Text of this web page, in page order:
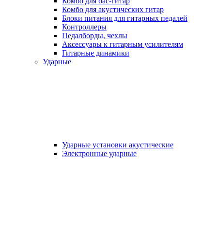
Комбо для акустических гитар
Блоки питания для гитарных педалей
Контроллеры
Педалборды, чехлы
Аксеcсуары к гитарным усилителям
Гитарные динамики
Ударные
Ударные установки акустические
Электронные ударные